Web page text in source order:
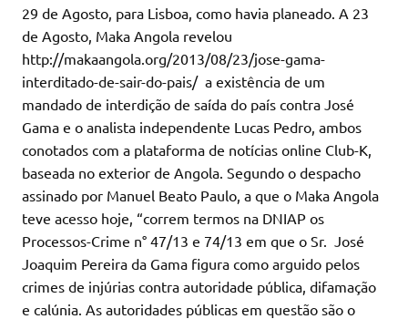
29 de Agosto, para Lisboa, como havia planeado. A 23
de Agosto, Maka Angola revelou
http://makaangola.org/2013/08/23/jose-gama-
interditado-de-sair-do-pais/ a existência de um
mandado de interdição de saída do país contra José
Gama e o analista independente Lucas Pedro, ambos
conotados com a plataforma de notícias online Club-K,
baseada no exterior de Angola. Segundo o despacho
assinado por Manuel Beato Paulo, a que o Maka Angola
teve acesso hoje, “correm termos na DNIAP os
Processos-Crime n° 47/13 e 74/13 em que o Sr. José
Joaquim Pereira da Gama figura como arguido pelos
crimes de injúrias contra autoridade pública, difamação
e calúnia. As autoridades públicas em questão são o